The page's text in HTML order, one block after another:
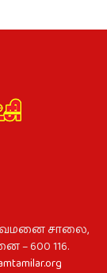
சாலை,
600 116.